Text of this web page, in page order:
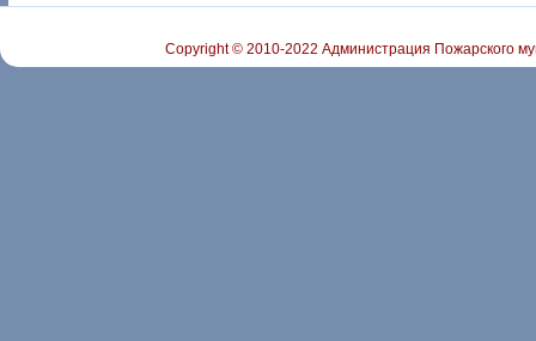
Copyright © 2010-2022 Администрация Пожарского